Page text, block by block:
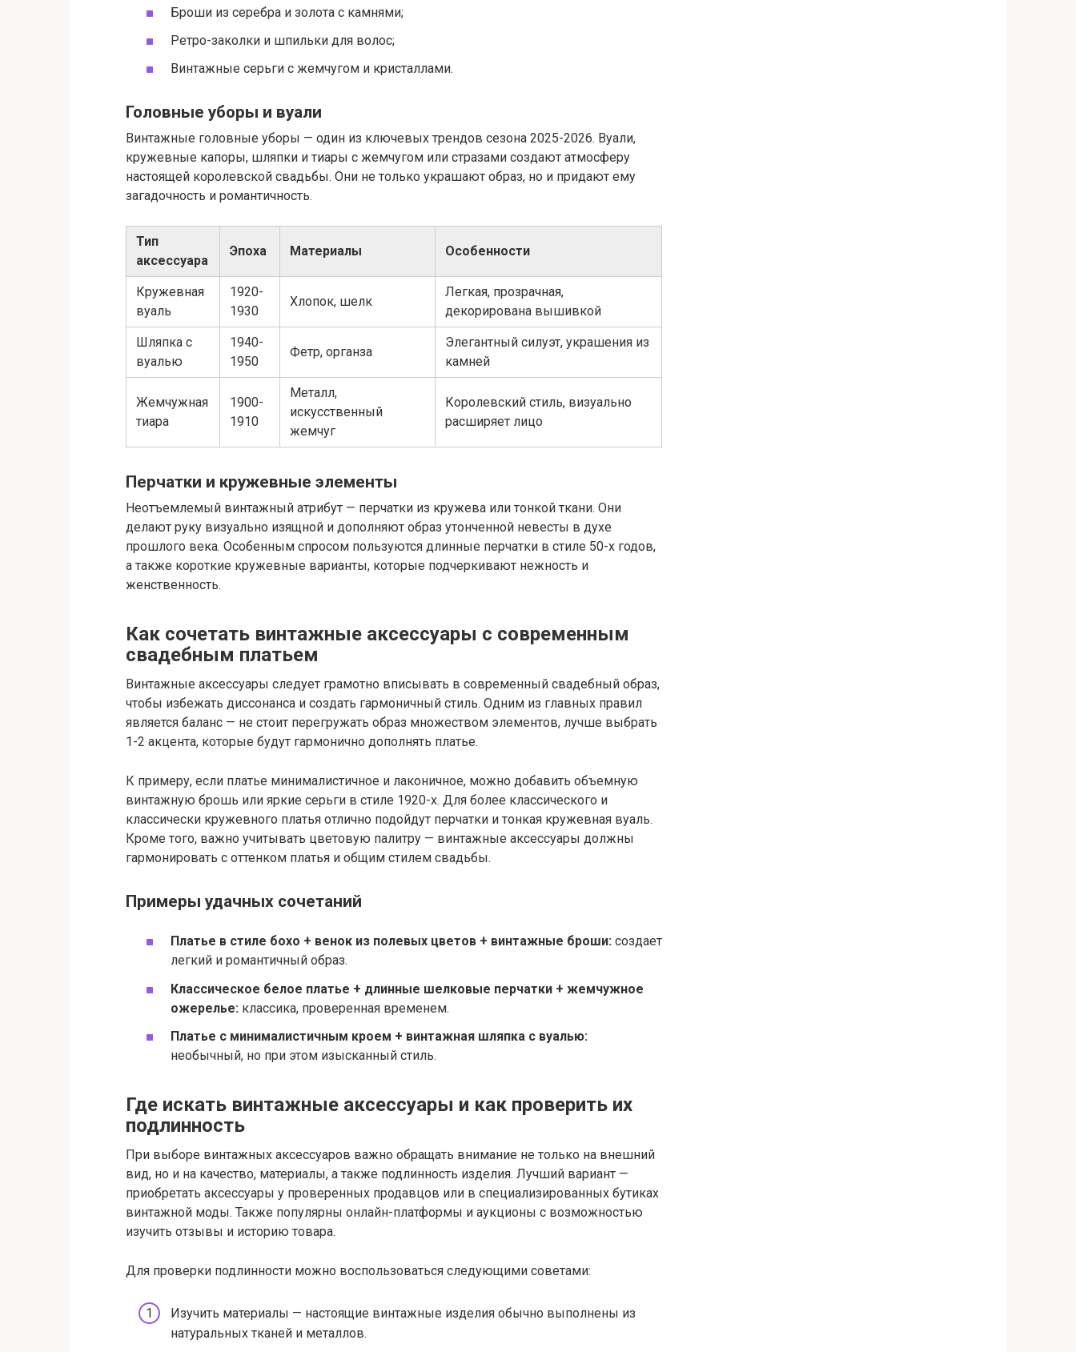
Броши из серебра и золота с камнями;
Ретро-заколки и шпильки для волос;
Винтажные серьги с жемчугом и кристаллами.
Головные уборы и вуали
Винтажные головные уборы — один из ключевых трендов сезона 2025-2026. Вуали,
кружевные капоры, шляпки и тиары с жемчугом или стразами создают атмосферу
настоящей королевской свадьбы. Они не только украшают образ, но и придают ему
загадочность и романтичность.
Тип
аксессуара
Эпоха Материалы Особенности
Кружевная
вуаль
1920-
1930
Хлопок, шелк
Легкая, прозрачная,
декорирована вышивкой
Шляпка с
вуалью
1940-
1950
Фетр, органза
Элегантный силуэт, украшения из
камней
Жемчужная
тиара
1900-
1910
Металл,
искусственный
жемчуг
Королевский стиль, визуально
расширяет лицо
Перчатки и кружевные элементы
Неотъемлемый винтажный атрибут — перчатки из кружева или тонкой ткани. Они
делают руку визуально изящной и дополняют образ утонченной невесты в духе
прошлого века. Особенным спросом пользуются длинные перчатки в стиле 50-х годов,
а также короткие кружевные варианты, которые подчеркивают нежность и
женственность.
Как сочетать винтажные аксессуары с современным
свадебным платьем
Винтажные аксессуары следует грамотно вписывать в современный свадебный образ,
чтобы избежать диссонанса и создать гармоничный стиль. Одним из главных правил
является баланс — не стоит перегружать образ множеством элементов, лучше выбрать
1-2 акцента, которые будут гармонично дополнять платье.
К примеру, если платье минималистичное и лаконичное, можно добавить объемную
винтажную брошь или яркие серьги в стиле 1920-х. Для более классического и
классически кружевного платья отлично подойдут перчатки и тонкая кружевная вуаль.
Кроме того, важно учитывать цветовую палитру — винтажные аксессуары должны
гармонировать с оттенком платья и общим стилем свадьбы.
Примеры удачных сочетаний
Платье в стиле бохо + венок из полевых цветов + винтажные броши: создает
легкий и романтичный образ.
Классическое белое платье + длинные шелковые перчатки + жемчужное
ожерелье: классика, проверенная временем.
Платье с минималистичным кроем + винтажная шляпка с вуалью:
необычный, но при этом изысканный стиль.
Где искать винтажные аксессуары и как проверить их
подлинность
При выборе винтажных аксессуаров важно обращать внимание не только на внешний
вид, но и на качество, материалы, а также подлинность изделия. Лучший вариант —
приобретать аксессуары у проверенных продавцов или в специализированных бутиках
винтажной моды. Также популярны онлайн-платформы и аукционы с возможностью
изучить отзывы и историю товара.
Для проверки подлинности можно воспользоваться следующими советами:
Изучить материалы — настоящие винтажные изделия обычно выполнены из
натуральных тканей и металлов.